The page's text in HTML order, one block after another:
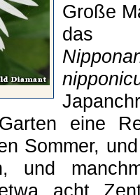
Große
das
eine
Sommer,
und
acht